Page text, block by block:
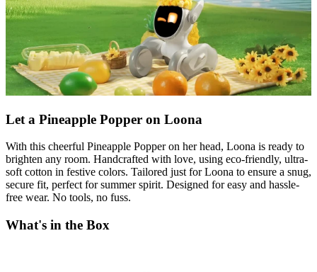
Let a Pineapple Popper on Loona
With this cheerful Pineapple Popper on her head, Loona is ready to
brighten any room. Handcrafted with love, using eco-friendly, ultra-
soft cotton in festive colors. Tailored just for Loona to ensure a snug,
secure fit, perfect for summer spirit. Designed for easy and hassle-
free wear. No tools, no fuss.
What's in the Box